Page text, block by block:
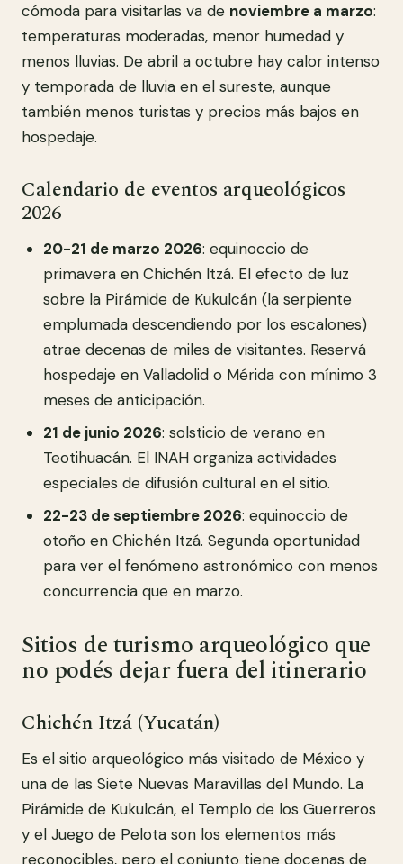
cómoda para visitarlas va de noviembre a marzo:
temperaturas moderadas, menor humedad y
menos lluvias. De abril a octubre hay calor intenso
y temporada de lluvia en el sureste, aunque
también menos turistas y precios más bajos en
hospedaje.
Calendario de eventos arqueológicos
2026
20-21 de marzo 2026: equinoccio de
primavera en Chichén Itzá. El efecto de luz
sobre la Pirámide de Kukulcán (la serpiente
emplumada descendiendo por los escalones)
atrae decenas de miles de visitantes. Reservá
hospedaje en Valladolid o Mérida con mínimo 3
meses de anticipación.
21 de junio 2026: solsticio de verano en
Teotihuacán. El INAH organiza actividades
especiales de difusión cultural en el sitio.
22-23 de septiembre 2026: equinoccio de
otoño en Chichén Itzá. Segunda oportunidad
para ver el fenómeno astronómico con menos
concurrencia que en marzo.
Sitios de turismo arqueológico que
no podés dejar fuera del itinerario
Chichén Itzá (Yucatán)
Es el sitio arqueológico más visitado de México y
una de las Siete Nuevas Maravillas del Mundo. La
Pirámide de Kukulcán, el Templo de los Guerreros
y el Juego de Pelota son los elementos más
reconocibles, pero el conjunto tiene docenas de